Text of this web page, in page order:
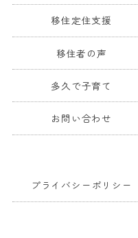
移住定住支援
移住者の声
多久で子育て
お問い合わせ
プライバシーポリシー